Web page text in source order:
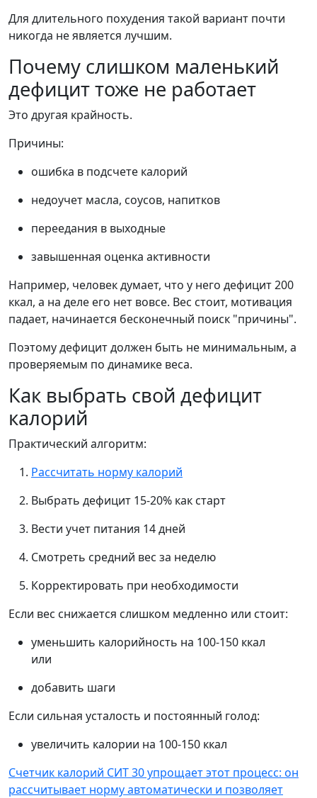
Для длительного похудения такой вариант почти
никогда не является лучшим.
Почему слишком маленький
дефицит тоже не работает
Это другая крайность.
Причины:
ошибка в подсчете калорий
недоучет масла, соусов, напитков
переедания в выходные
завышенная оценка активности
Например, человек думает, что у него дефицит 200
ккал, а на деле его нет вовсе. Вес стоит, мотивация
падает, начинается бесконечный поиск "причины".
Поэтому дефицит должен быть не минимальным, а
проверяемым по динамике веса.
Как выбрать свой дефицит
калорий
Практический алгоритм:
Рассчитать норму калорий
Выбрать дефицит 15-20% как старт
Вести учет питания 14 дней
Смотреть средний вес за неделю
Корректировать при необходимости
Если вес снижается слишком медленно или стоит:
уменьшить калорийность на 100-150 ккал
или
добавить шаги
Если сильная усталость и постоянный голод:
увеличить калории на 100-150 ккал
Счетчик калорий СИТ 30 упрощает этот процесс: он
рассчитывает норму автоматически и позволяет